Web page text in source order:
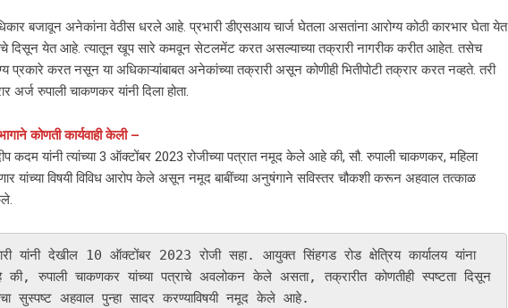
बजावून अनेकांना वेठीस धरले आहे. प्रभारी डीएसआय चार्ज घेतला असतांना आरोग्य कोठी कारभार घेता येत
दिसून येत आहे. त्यातून खूप सारे कमवून सेटलमेंट करत असल्याच्या तक्रारी नागरीक करीत आहेत. तसेच
करत नसून या अधिकाऱ्यांबाबत अनेकांच्या तक्रारी असून कोणीही भितीपोटी तक्रार करत नव्हते. तरी
रुपाली चाकणकर यांनी दिला होता.
कोणती कार्यवाही केली –
कदम यांनी त्यांच्या 3 ऑक्टोंबर 2023 रोजीच्या पत्रात नमूद केले आहे की, सौ. रुपाली चाकणकर, महिला
यांच्या विषयी विविध आरोप केले असून नमूद बाबींच्या अनुषंगाने सविस्तर चौकशी करून अहवाल तत्काळ
यांनी देखील 10 ऑक्टोंबर 2023 रोजी सहा. आयुक्त सिंहगड रोड क्षेत्रिय कार्यालय यांना
रुपाली चाकणकर यांच्या पत्राचे अवलोकन केले असता, तक्रारीत कोणतीही स्पष्टता दिसून
सुस्पष्ट अहवाल पुन्हा सादर करण्याविषयी नमूद केले आहे.